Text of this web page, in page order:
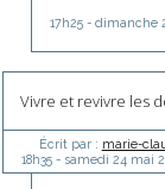
17h25- dimanche
Vivre et revivre les
Écrit par : marie-
18h35- samedi 24 mai